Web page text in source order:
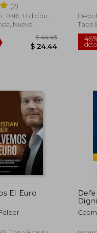
(2)
2016, 1 Edición,
Nuevo
Tapa
El Euro
the